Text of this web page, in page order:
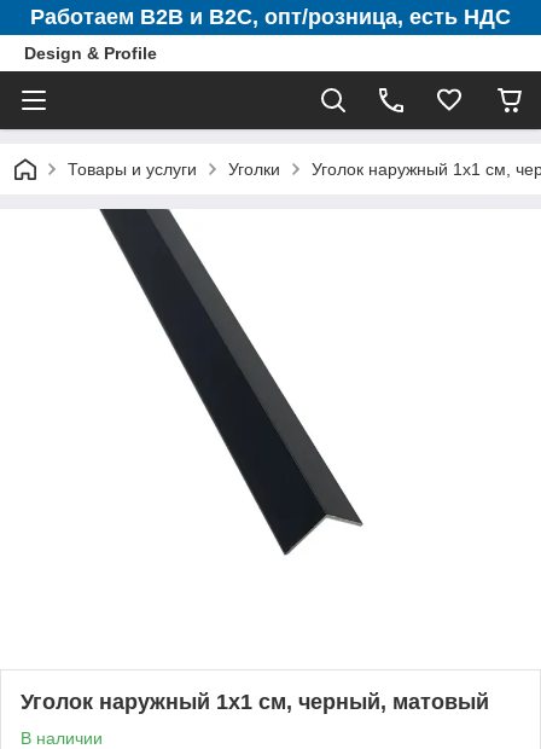
Работаем B2B и B2C, опт/розница, есть НДС
Design & Profile
Товары и услуги Уголки Уголок наружный 1х1 см,
Уголок наружный 1х1 см, черный, матовый
В наличии